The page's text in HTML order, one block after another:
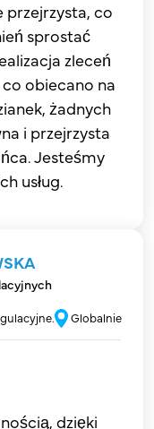
przejrzysta, co
sprostać
zleceń
obiecano na
żadnych
i przejrzysta
Jesteśmy
usług.
Globalnie
dzięki